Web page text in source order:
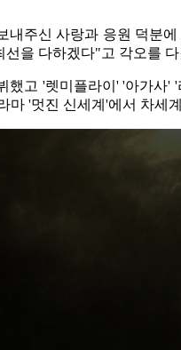
주신 사랑과 응원 덕분
을 다하겠다"고 각오를
했고 '렛미플라이' '아가
마 '멋진 신세계'에서 차